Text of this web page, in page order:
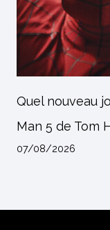
Quel nouveau
Man 5 de Tom
07/08/2026